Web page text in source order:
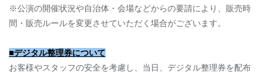
※公演の開催状況や自治体・会場などからの要請により、販売時
間・販売ルールを変更させていただく場合がございます。
■デジタル整理券について
お客様やスタッフの安全を考慮し、当日、デジタル整理券を配布